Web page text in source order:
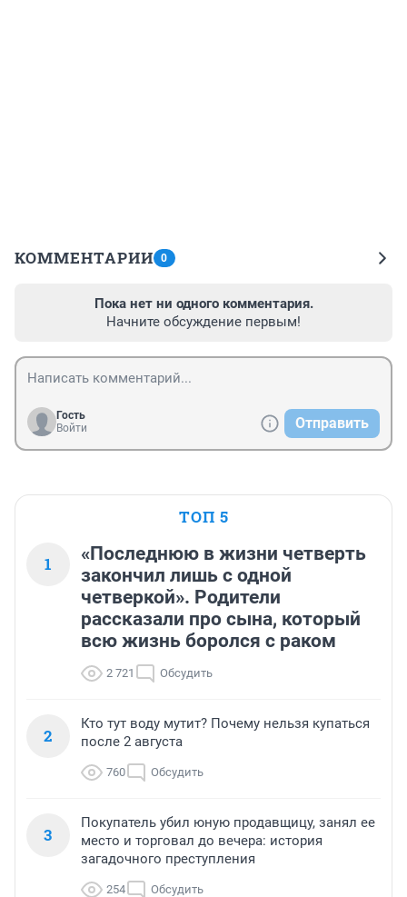
КОММЕНТАРИИ 0
Пока нет ни одного комментария.
Начните обсуждение первым!
Гость
Войти
Отправить
ТОП 5
1
«Последнюю в жизни четверть
закончил лишь с одной
четверкой». Родители
рассказали про сына, который
всю жизнь боролся с раком
2 721 Обсудить
2
Кто тут воду мутит? Почему нельзя купаться
после 2 августа
760 Обсудить
3
Покупатель убил юную продавщицу, занял ее
место и торговал до вечера: история
загадочного преступления
254 Обсудить